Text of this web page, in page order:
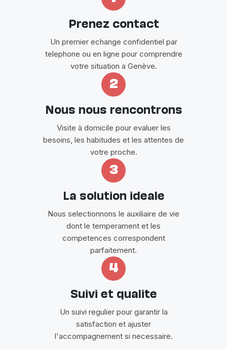
Prenez contact
Un premier echange confidentiel par
telephone ou en ligne pour comprendre
votre situation a Genève.
2
Nous nous rencontrons
Visite à domicile pour evaluer les
besoins, les habitudes et les attentes de
votre proche.
3
La solution ideale
Nous selectionnons le auxiliaire de vie
dont le temperament et les
competences correspondent
parfaitement.
4
Suivi et qualite
Un suivi regulier pour garantir la
satisfaction et ajuster
l'accompagnement si necessaire.